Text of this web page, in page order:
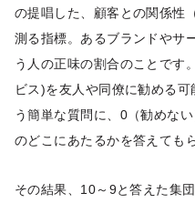
の提唱した、顧客との関係性
測る指標。あるブランドやサ
う人の正味の割合のことです
ビス)を友人や同僚に勧める
う簡単な質問に、0（勧めな
のどこにあたるかを答えても
その結果、10～9と答えた集